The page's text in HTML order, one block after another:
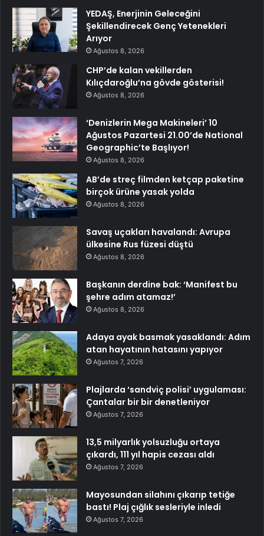
YEDAŞ, Enerjinin Geleceğini
Şekillendirecek Genç Yetenekleri
Arıyor
Ağustos 8, 2026
CHP’de kalan vekillerden
Kılıçdaroğlu’na gövde gösterisi!
Ağustos 8, 2026
‘Denizlerin Mega Makineleri’ 10
Ağustos Pazartesi 21.00’de National
Geographic’te Başlıyor!
Ağustos 8, 2026
AB’de streç filmden ketçap paketine
birçok ürüne yasak yolda
Ağustos 8, 2026
Savaş uçakları havalandı: Avrupa
ülkesine Rus füzesi düştü
Ağustos 8, 2026
Başkanın derdine bak: ‘Manifest bu
şehre adım atamaz!’
Ağustos 8, 2026
Adaya ayak basmak yasaklandı: Adım
atan hayatının hatasını yapıyor
Ağustos 7, 2026
Plajlarda ‘sandviç polisi’ uygulaması:
Çantalar bir bir denetleniyor
Ağustos 7, 2026
13,5 milyarlık yolsuzluğu ortaya
çıkardı, 111 yıl hapis cezası aldı
Ağustos 7, 2026
Mayosundan silahını çıkarıp tetiğe
bastı! Plaj çığlık sesleriyle inledi
Ağustos 7, 2026